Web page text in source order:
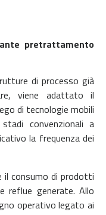
pretrattamento
di processo già
viene adattato il
di tecnologie mobili
convenzionali a
la frequenza dei
il consumo di prodotti
reflue generate. Allo
operativo legato ai